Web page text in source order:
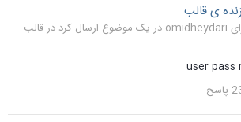
ی قالب
قالب
user pass